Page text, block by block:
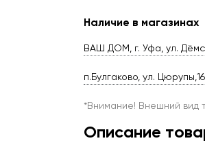
Наличие в магазинах
ВАШ ДОМ, г. Уфа, ул.
п.Булгаково, ул.
*Внимание! Внешний вид
Описание